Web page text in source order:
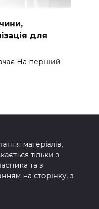
для
На перший
матеріалів,
тільки з
та з
на сторінку, з